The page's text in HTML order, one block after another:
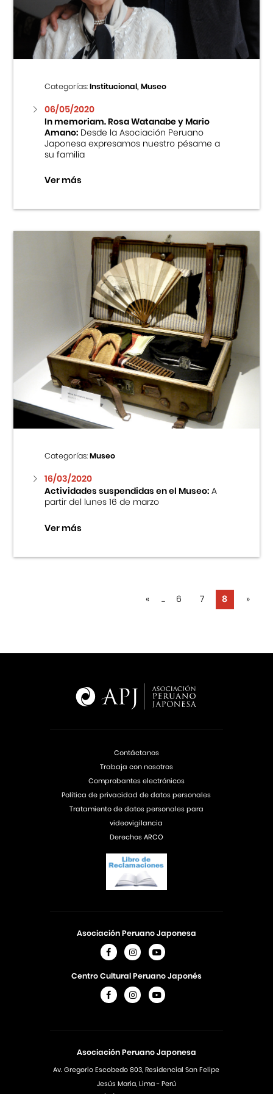
Centro Cultural Peruano Japonés
Cursos
Museo de la Inmigración Japonesa
Fondo Editorial
Teatro Peruano Japonés
Categorías:Institucional, Museo
06/05/2020
In memoriam. Rosa Watanabe y Mario
Amano:Desde la Asociación Peruano
Japonesa expresamos nuestro pésame a
su familia
Ver más
Categorías:Museo
16/03/2020
Actividades suspendidas en el Museo:A
partir del lunes 16 de marzo
Ver más
« ... 6 7 8 »
Asociación Peruano Japonesa
Av. Gregorio Escobedo 803, Residencial San Felipe
Jesús Maria, Lima - Perú
Asociación Peruano Japonesa
Centro Cultural Peruano Japonés
Contáctanos
Trabaja con nosotros
Comprobantes electrónicos
Política de privacidad de datos personales
Tratamiento de datos personales para
videovigilancia
Derechos ARCO